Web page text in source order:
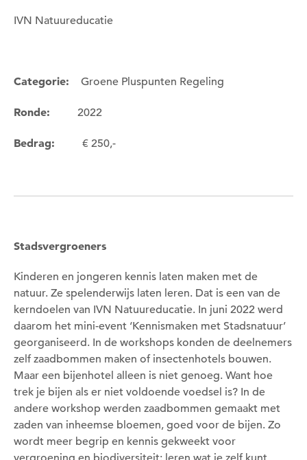
IVN Natuureducatie
Categorie: Groene Pluspunten Regeling
Ronde: 2022
Bedrag: € 250,-
Stadsvergroeners
Kinderen en jongeren kennis laten maken met de
natuur. Ze spelenderwijs laten leren. Dat is een van de
kerndoelen van IVN Natuureducatie. In juni 2022 werd
daarom het mini-event ‘Kennismaken met Stadsnatuur’
georganiseerd. In de workshops konden de deelnemers
zelf zaadbommen maken of insectenhotels bouwen.
Maar een bijenhotel alleen is niet genoeg. Want hoe
trek je bijen als er niet voldoende voedsel is? In de
andere workshop werden zaadbommen gemaakt met
zaden van inheemse bloemen, goed voor de bijen. Zo
wordt meer begrip en kennis gekweekt voor